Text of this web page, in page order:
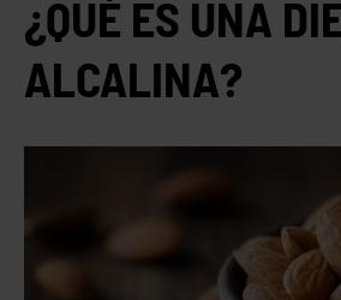
¿QUÉ ES UNA
ALCALINA?